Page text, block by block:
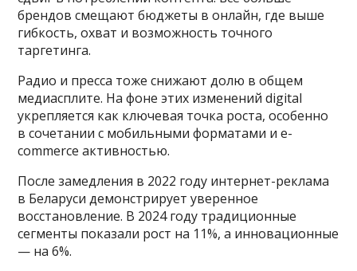
брендов смещают бюджеты в онлайн, где выше
гибкость, охват и возможность точного
таргетинга.
Радио и пресса тоже снижают долю в общем
медиасплите. На фоне этих изменений digital
укрепляется как ключевая точка роста, особенно
в сочетании с мобильными форматами и e-
commerce активностью.
После замедления в 2022 году интернет-реклама
в Беларуси демонстрирует уверенное
восстановление. В 2024 году традиционные
сегменты показали рост на 11%, а инновационные
— на 6%.